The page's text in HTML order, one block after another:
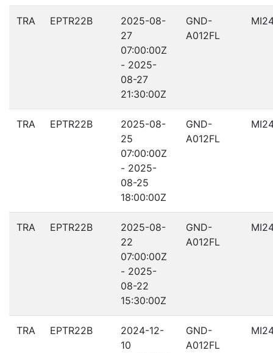
TRA EPTR22B
2025-08-
27
07:00:00Z
- 2025-
08-27
21:30:00Z
GND-
A012FL
TRA EPTR22B
2025-08-
25
07:00:00Z
- 2025-
08-25
18:00:00Z
GND-
A012FL
TRA EPTR22B
2025-08-
22
07:00:00Z
- 2025-
08-22
15:30:00Z
GND-
A012FL
TRA EPTR22B
2024-12-
10
GND-
A012FL